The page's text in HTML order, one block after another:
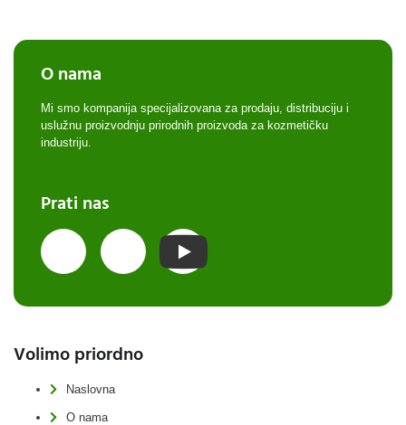
O nama
Mi smo kompanija specijalizovana za prodaju, distribuciju i
uslužnu proizvodnju prirodnih proizvoda za kozmetičku
industriju.
Prati nas
Volimo priordno
Naslovna
O nama